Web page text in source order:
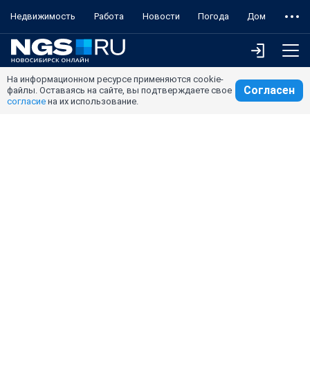
Недвижимость Работа Новости Погода Дом
На информационном ресурсе применяются cookie-
файлы. Оставаясь на сайте, вы подтверждаете свое
согласие на их использование.
Согласен